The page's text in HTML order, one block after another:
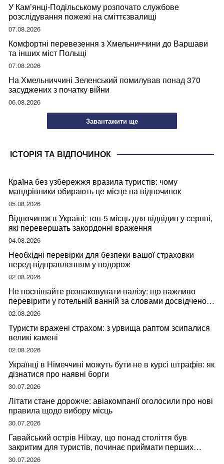
У Кам’янці-Подільському розпочато службове
розслідування пожежі на сміттєзвалищі
07.08.2026
Комфортні перевезення з Хмельниччини до Варшави
та інших міст Польщі
07.08.2026
На Хмельниччині Зеленський помилував понад 370
засуджених з початку війни
06.08.2026
Завантажити ще
ІСТОРІЯ ТА ВІДПОЧИНОК
Країна без узбережжя вразила туристів: чому
мандрівники обирають це місце на відпочинок
05.08.2026
Відпочинок в Україні: топ-5 місць для відвідин у серпні,
які перевершать закордонні враження
04.08.2026
Необхідні перевірки для безпеки вашої страховки
перед відправленням у подорож
02.08.2026
Не поспішайте розпаковувати валізу: що важливо
перевірити у готельній ванній за словами досвідченої
мандрівниці
02.08.2026
Туристи вражені страхом: з урвища раптом зсипалися
великі камені
02.08.2026
Українці в Німеччині можуть бути не в курсі штрафів: як
дізнатися про наявні борги
30.07.2026
Літати стане дорожче: авіакомпанії оголосили про нові
правила щодо вибору місць
30.07.2026
Гавайський острів Ніїхау, що понад століття був
закритим для туристів, починає приймати перших
відвідувачів
30.07.2026